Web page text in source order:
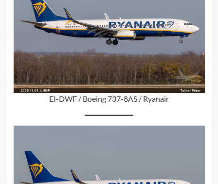
EI-DWF / Boeing 737-8AS / Ryanair